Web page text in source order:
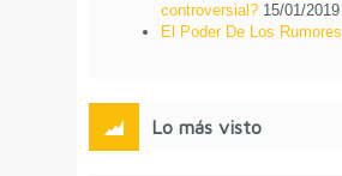
controversial? 15/01/2019
El Poder De Los Rumores
Lo más visto